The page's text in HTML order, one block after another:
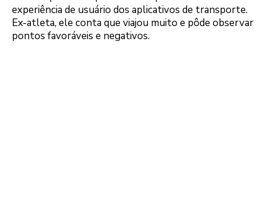
experiência de usuário dos aplicativos de transporte.
Ex-atleta, ele conta que viajou muito e pôde observar
pontos favoráveis e negativos.